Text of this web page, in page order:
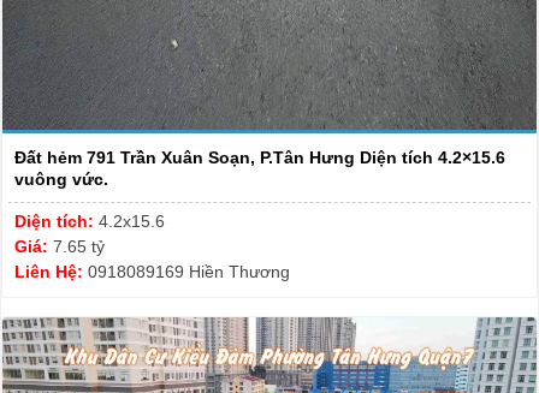
Đất hẻm 791 Trần Xuân Soạn, P.Tân Hưng Diện tích 4.2×15.6
vuông vức.
Diện tích: 4.2x15.6
Giá: 7.65 tỷ
Liên Hệ: 0918089169 Hiền Thương